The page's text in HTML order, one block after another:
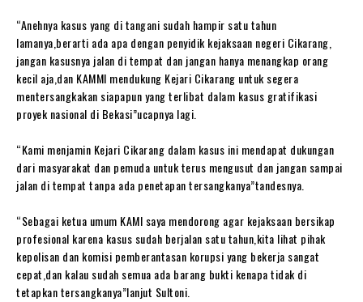
“Anehnya kasus yang di tangani sudah hampir satu tahun
lamanya,berarti ada apa dengan penyidik kejaksaan negeri Cikarang,
jangan kasusnya jalan di tempat dan jangan hanya menangkap orang
kecil aja,dan KAMMI mendukung Kejari Cikarang untuk segera
mentersangkakan siapapun yang terlibat dalam kasus gratifikasi
proyek nasional di Bekasi”ucapnya lagi.
“Kami menjamin Kejari Cikarang dalam kasus ini mendapat dukungan
dari masyarakat dan pemuda untuk terus mengusut dan jangan sampai
jalan di tempat tanpa ada penetapan tersangkanya”tandesnya.
“Sebagai ketua umum KAMI saya mendorong agar kejaksaan bersikap
profesional karena kasus sudah berjalan satu tahun,kita lihat pihak
kepolisan dan komisi pemberantasan korupsi yang bekerja sangat
cepat,dan kalau sudah semua ada barang bukti kenapa tidak di
tetapkan tersangkanya”lanjut Sultoni.